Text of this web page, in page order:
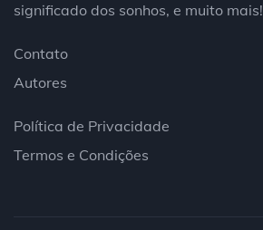
significado dos sonhos, e muito mais!
Contato
Autores
Política de Privacidade
Termos e Condições